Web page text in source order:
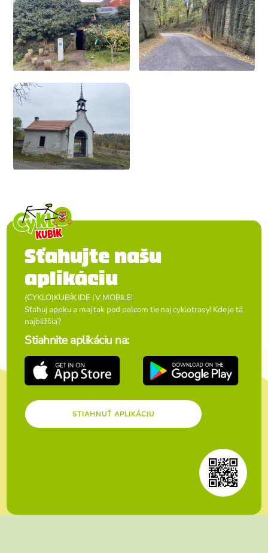
Sťahujte našu
aplikáciu
(CYKLO)KUBÍK IDE I V MOBILE!
Sťahuj appku a maj tak pod palcom tie naj cyklotrasy! Kde je tá
najbližšia?
Stiahnite aplikáciu na:
STIAHNUŤ APLIKÁCIU